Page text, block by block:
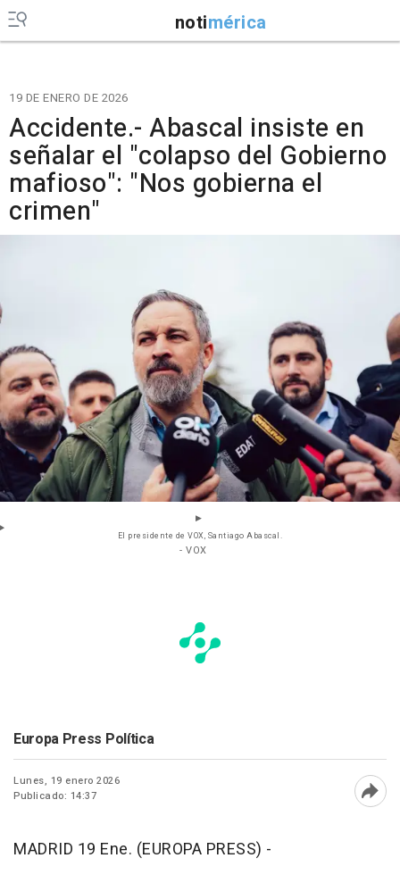
notimérica
19 DE ENERO DE 2026
Accidente.- Abascal insiste en
señalar el "colapso del Gobierno
mafioso": "Nos gobierna el
crimen"
El presidente de VOX, Santiago Abascal.
- VOX
Europa Press Política
Lunes, 19 enero 2026
Publicado: 14:37
MADRID 19 Ene. (EUROPA PRESS) -